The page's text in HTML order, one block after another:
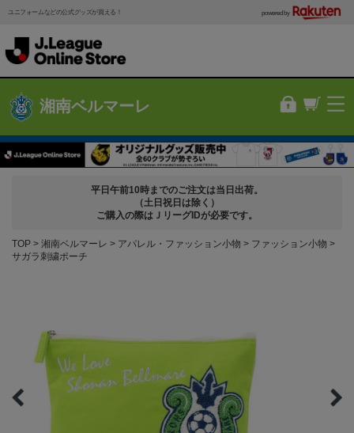
ユニフォームなどの公式グッズが買える！ powered by
湘南ベルマーレ
平日午前10時までのご注文は当日出荷。
（土日祝日は除く）
ご購入の際はＪリーグIDが必要です。
TOP 湘南ベルマーレ アパレル・ファッション小物
ファッション小物
サガラ刺繍ポーチ